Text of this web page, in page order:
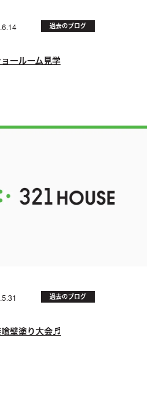
過去のブログ
ールーム見学
過去のブログ
壁塗り大会♬